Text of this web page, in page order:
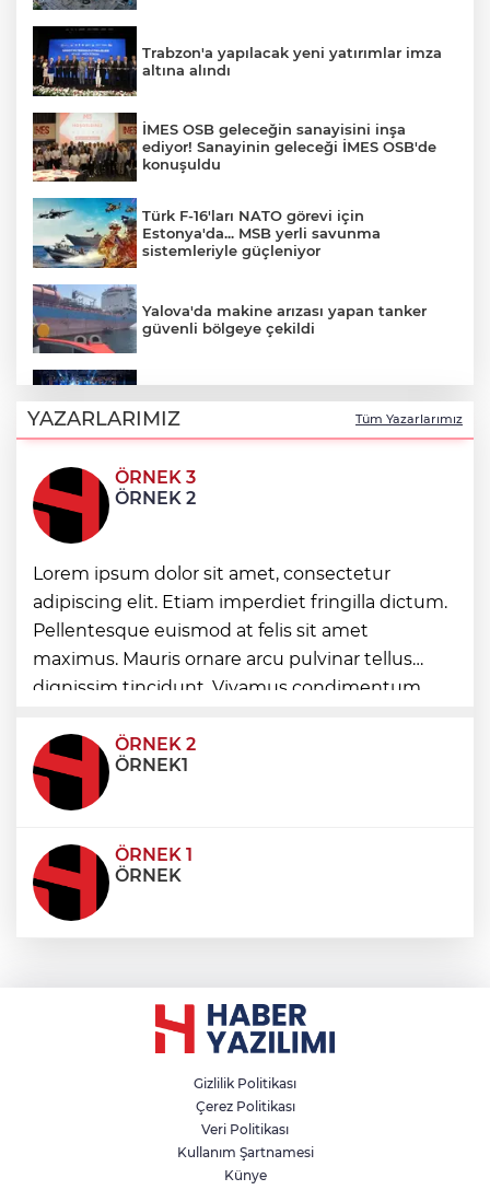
Trabzon'a yapılacak yeni yatırımlar imza
altına alındı
İMES OSB geleceğin sanayisini inşa
ediyor! Sanayinin geleceği İMES OSB'de
konuşuldu
Türk F-16'ları NATO görevi için
Estonya'da... MSB yerli savunma
sistemleriyle güçleniyor
Yalova'da makine arızası yapan tanker
güvenli bölgeye çekildi
şen şakrak
Sakarya’da ücretsiz doğalgaza
kavuşacaklar
Antalya'da Korkuteli üreticisine çifte
destek
Nilüfer’de kaldırımlar temizlendi
YAZARLARIMIZ Tüm Yazarlarımız
ÖRNEK 3
ÖRNEK 2
Lorem ipsum dolor sit amet, consectetur
adipiscing elit. Etiam imperdiet fringilla dictum.
Pellentesque euismod at felis sit amet
maximus. Mauris ornare arcu pulvinar tellus
dignissim tincidunt. Vivamus condimentum
condimentum eros et, faucibus sapien. Praese
ÖRNEK 2
ÖRNEK1
ÖRNEK 1
ÖRNEK
Gizlilik Politikası
Çerez Politikası
Veri Politikası
Kullanım Şartnamesi
Künye